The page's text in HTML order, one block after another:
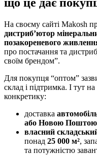
На своєму сайті Makosh
дистриб’ютор
позакореневого
про постачання та
своїм брендом”.
Для покупця “оптом”
склад і підтримка. І тут
конкретику:
доставка
або Новою Поштою
власний
понад 25 000 м²,
та потужністю